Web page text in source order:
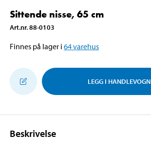
Sittende nisse, 65 cm
Art.nr.88-0103
Finnes på lager i 64varehus
LEGG I HANDLEVOGN
Beskrivelse